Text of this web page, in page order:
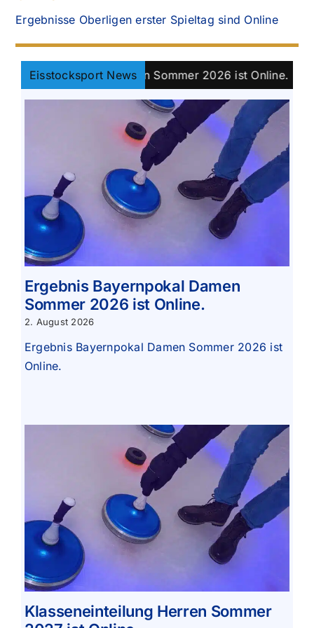
Ergebnisse Oberligen erster Spieltag sind Online
Eisstocksport News
Bayernpokal Damen Sommer 2026 ist Online. ||
Ergebnis Bayernpokal Damen
Sommer 2026 ist Online.
2. August 2026
Ergebnis Bayernpokal Damen Sommer 2026 ist
Online.
Klasseneinteilung Herren Sommer